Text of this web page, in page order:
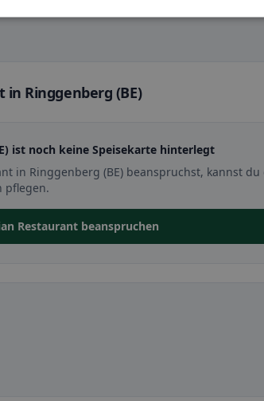
Ringgenberg (BE)
ist noch keine Speisekarte hinterlegt
in Ringgenberg (BE) beanspruchst, kannst du
pflegen.
Restaurant beanspruchen